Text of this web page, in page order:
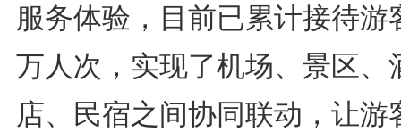
服务体验，目前已累计接待游
万人次，实现了机场、景区、
店、民宿之间协同联动，让游